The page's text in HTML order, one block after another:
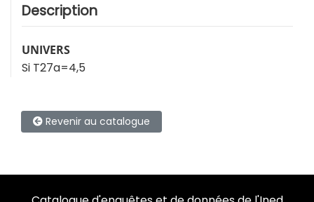
Description
UNIVERS
Si T27a=4,5
Revenir au catalogue